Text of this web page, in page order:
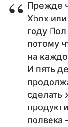
Прежде
Xbox
году
потому
на
И пять
сделать
полвека